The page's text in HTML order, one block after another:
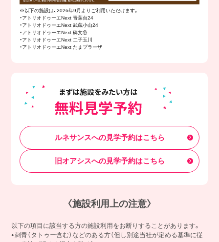
※以下の施設は、2026年9月よりご利用いただけます。
・アトリオドゥーエNext 青葉台24
・アトリオドゥーエNext 武蔵小山24
・アトリオドゥーエNext 碑文谷
・アトリオドゥーエNext 二子玉川
・アトリオドゥーエNext たまプラーザ
ルネサンスへの見学予約はこちら
旧オアシスへの見学予約はこちら
〈施設利用上の注意〉
以下の項目に該当する方の施設利用をお断りすることがあります。
刺青（タトゥー含む）などのある方（但し別途当社が定める基準に従